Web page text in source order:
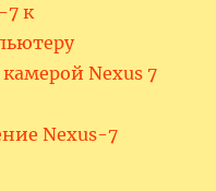
7 к
Nexus 7
Nexus-7